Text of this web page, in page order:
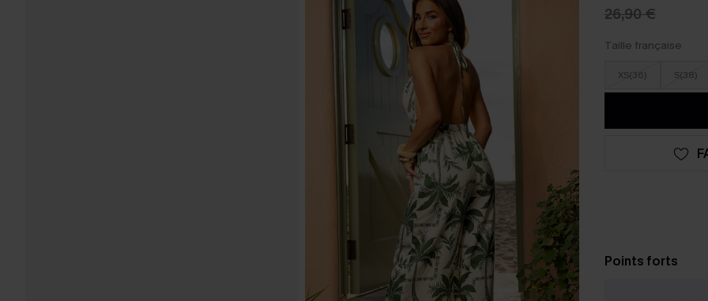
26,90 €
Taille française
XS(36) S(38)
Points forts